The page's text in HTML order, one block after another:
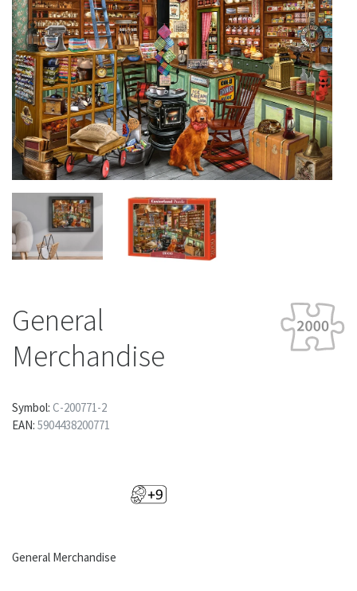
General
Merchandise
Symbol: C-200771-2
EAN: 5904438200771
General Merchandise